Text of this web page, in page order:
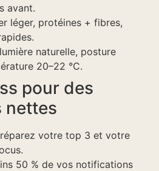
avant.
léger, protéines + fibres,
naturelle, posture
20–22 °C.
pour des
nettes
votre top 3 et votre
50 % de vos notifications